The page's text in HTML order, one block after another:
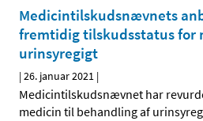
Medicintilskudsnævnets
fremtidig tilskudsstatus for
urinsyregigt
|26. januar 2021 |
Medicintilskudsnævnet har
medicin til behandling af